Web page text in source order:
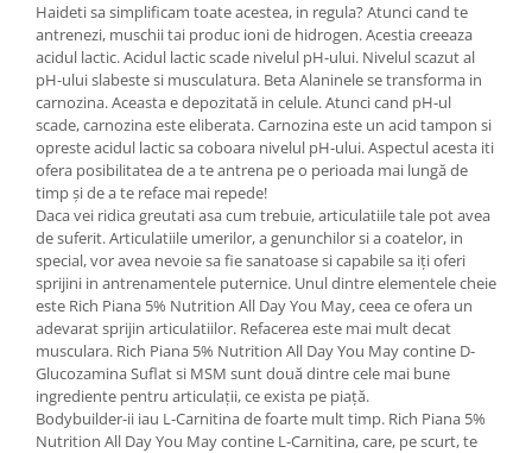
Haideti sa simplificam toate acestea, in regula? Atunci cand te
antrenezi, muschii tai produc ioni de hidrogen. Acestia creeaza
acidul lactic. Acidul lactic scade nivelul pH-ului. Nivelul scazut al
pH-ului slabeste si musculatura. Beta Alaninele se transforma in
carnozina. Aceasta e depozitată in celule. Atunci cand pH-ul
scade, carnozina este eliberata. Carnozina este un acid tampon si
opreste acidul lactic sa coboara nivelul pH-ului. Aspectul acesta iti
ofera posibilitatea de a te antrena pe o perioada mai lungă de
timp și de a te reface mai repede!
Daca vei ridica greutati asa cum trebuie, articulatiile tale pot avea
de suferit. Articulatiile umerilor, a genunchilor si a coatelor, in
special, vor avea nevoie sa fie sanatoase si capabile sa iți oferi
sprijini in antrenamentele puternice. Unul dintre elementele cheie
este Rich Piana 5% Nutrition All Day You May, ceea ce ofera un
adevarat sprijin articulatiilor. Refacerea este mai mult decat
musculara. Rich Piana 5% Nutrition All Day You May contine D-
Glucozamina Suflat si MSM sunt două dintre cele mai bune
ingrediente pentru articulații, ce exista pe piață.
Bodybuilder-ii iau L-Carnitina de foarte mult timp. Rich Piana 5%
Nutrition All Day You May contine L-Carnitina, care, pe scurt, te